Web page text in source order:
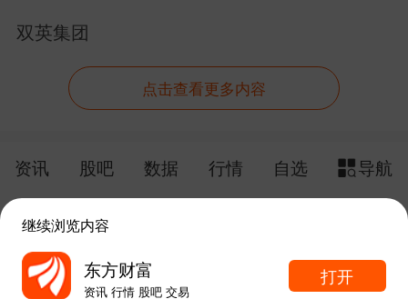
双英集团
点击查看更多内容
资讯 股吧 数据 行情 自选
导航
给网站提点意见 下载APP
继续浏览内容
东方财富
资讯 行情 股吧 交易
打开